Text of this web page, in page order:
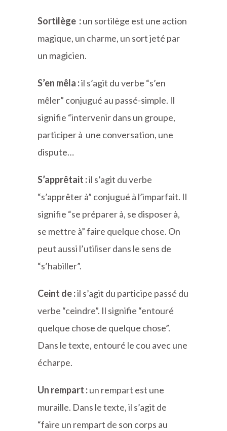
Sortilège :un sortilège est une action
magique, un charme, un sort jeté par
un magicien.
S’en mêla :il s’agit du verbe “s’en
mêler” conjugué au passé-simple. Il
signifie “intervenir dans un groupe,
participer à une conversation, une
dispute…
S’apprêtait :il s’agit du verbe
“s’apprêter à” conjugué à l’imparfait. Il
signifie “se préparer à, se disposer à,
se mettre à” faire quelque chose. On
peut aussi l’utiliser dans le sens de
“s’habiller”.
Ceint de :il s’agit du participe passé du
verbe “ceindre”. Il signifie “entouré
quelque chose de quelque chose”.
Dans le texte, entouré le cou avec une
écharpe.
Un rempart :un rempart est une
muraille. Dans le texte, il s’agit de
“faire un rempart de son corps au